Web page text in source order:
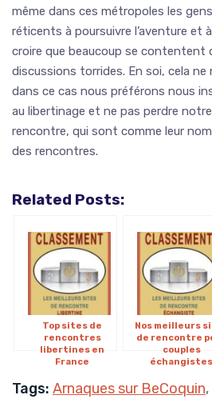
même dans ces métropoles les
réticents à poursuivre l’aventure et à
croire que beaucoup se contentent
discussions torrides. En soi, cela ne
dans ce cas nous préférons nous
au libertinage et ne pas perdre
rencontre, qui sont comme leur
des rencontres.
Related Posts:
Top sites de
rencontres
libertines en
France
Nos meilleurs
de rencontre
couples
échangistes
Tags: Arnaques sur BeCoquin,